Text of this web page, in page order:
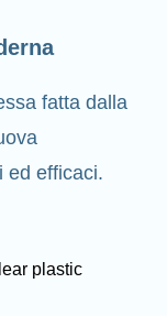
fatta dalla
ed efficaci.